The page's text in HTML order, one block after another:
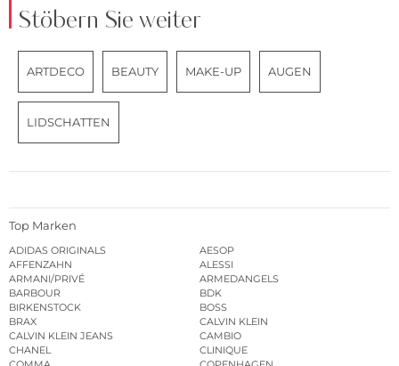
Stöbern Sie weiter
ARTDECO BEAUTY MAKE-UP AUGEN
LIDSCHATTEN
Top Marken
ADIDAS ORIGINALS
AESOP
AFFENZAHN
ALESSI
ARMANI/PRIVÉ
ARMEDANGELS
BARBOUR
BDK
BIRKENSTOCK
BOSS
BRAX
CALVIN KLEIN
CALVIN KLEIN JEANS
CAMBIO
CHANEL
CLINIQUE